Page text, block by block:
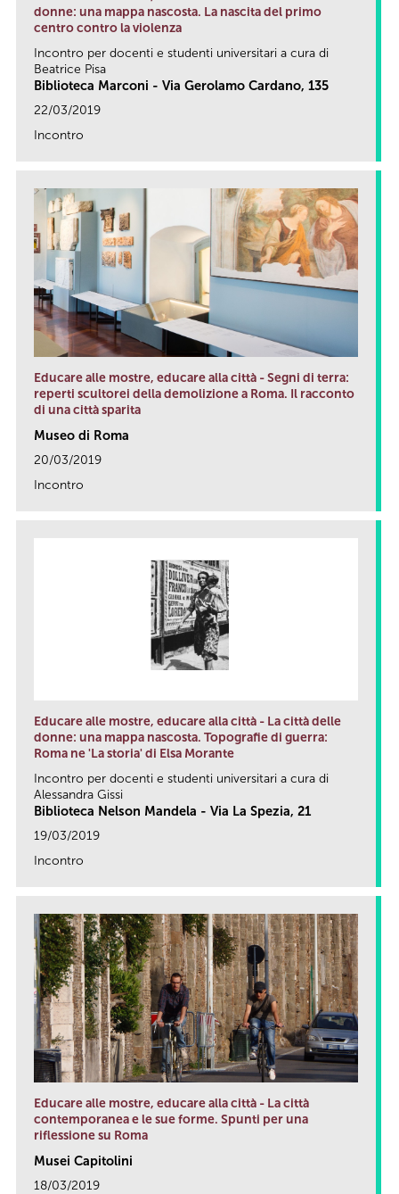
donne: una mappa nascosta. La nascita del primo
centro contro la violenza
Incontro per docenti e studenti universitari a cura di
Beatrice Pisa
Biblioteca Marconi - Via Gerolamo Cardano, 135
22/03/2019
Incontro
Educare alle mostre, educare alla città - Segni di terra:
reperti scultorei della demolizione a Roma. Il racconto
di una città sparita
Museo di Roma
20/03/2019
Incontro
Educare alle mostre, educare alla città - La città delle
donne: una mappa nascosta. Topografie di guerra:
Roma ne 'La storia' di Elsa Morante
Incontro per docenti e studenti universitari a cura di
Alessandra Gissi
Biblioteca Nelson Mandela - Via La Spezia, 21
19/03/2019
Incontro
Educare alle mostre, educare alla città - La città
contemporanea e le sue forme. Spunti per una
riflessione su Roma
Musei Capitolini
18/03/2019